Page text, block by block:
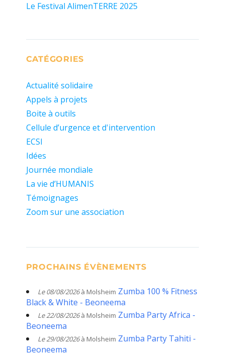
Le Festival AlimenTERRE 2025
CATÉGORIES
Actualité solidaire
Appels à projets
Boite à outils
Cellule d’urgence et d'intervention
ECSI
Idées
Journée mondiale
La vie d’HUMANIS
Témoignages
Zoom sur une association
PROCHAINS ÉVÈNEMENTS
Le 08/08/2026à Molsheim Zumba 100 % Fitness
Black & White - Beoneema
Le 22/08/2026à Molsheim Zumba Party Africa -
Beoneema
Le 29/08/2026à Molsheim Zumba Party Tahiti -
Beoneema